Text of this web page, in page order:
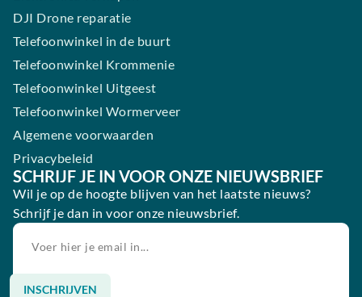
DJI Drone reparatie
Telefoonwinkel in de buurt
Telefoonwinkel Krommenie
Telefoonwinkel Uitgeest
Telefoonwinkel Wormerveer
Algemene voorwaarden
Privacybeleid
SCHRIJF JE IN VOOR ONZE NIEUWSBRIEF
Wil je op de hoogte blijven van het laatste nieuws?
Schrijf je dan in voor onze nieuwsbrief.
INSCHRIJVEN